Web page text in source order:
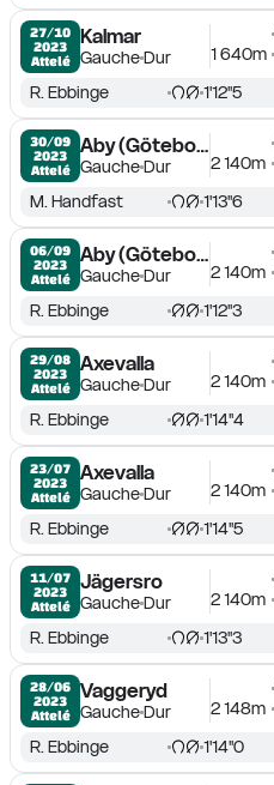
27/10
2023
Attelé
Kalmar
GaucheDur
1 640m
R. Ebbinge 1'12''5
30/09
2023
Attelé
Aby (Göteborg)
GaucheDur
2 140m
M. Handfast 1'13''6
06/09
2023
Attelé
Aby (Göteborg)
GaucheDur
2 140m
R. Ebbinge 1'12''3
29/08
2023
Attelé
Axevalla
GaucheDur
2 140m
R. Ebbinge 1'14''4
23/07
2023
Attelé
Axevalla
GaucheDur
2 140m
R. Ebbinge 1'14''5
11/07
2023
Attelé
Jägersro
GaucheDur
2 140m
R. Ebbinge 1'13''3
28/06
2023
Attelé
Vaggeryd
GaucheDur
2 148m
R. Ebbinge 1'14''0